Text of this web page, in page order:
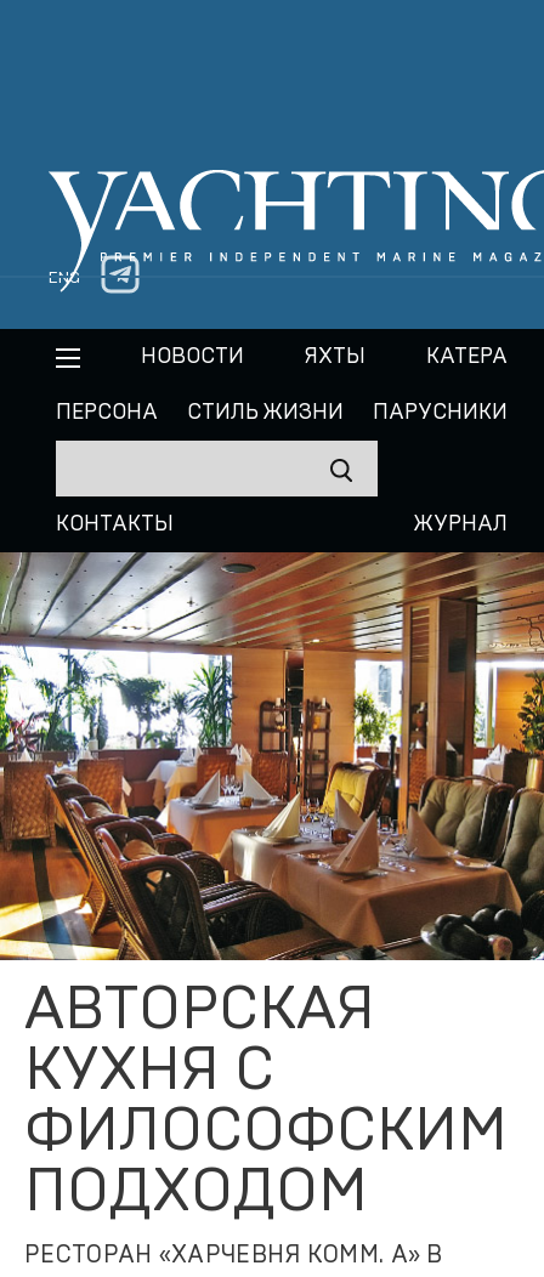
ENG
НОВОСТИ ЯХТЫ КАТЕРА
ПЕРСОНА СТИЛЬ ЖИЗНИ ПАРУСНИКИ
КОНТАКТЫ ЖУРНАЛ
АВТОРСКАЯ
КУХНЯ С
ФИЛОСОФСКИМ
ПОДХОДОМ
РЕСТОРАН «ХАРЧЕВНЯ КОММ. А» В